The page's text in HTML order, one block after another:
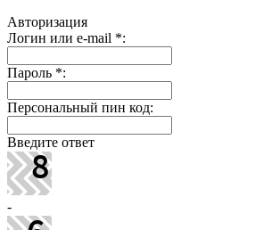
Авторизация
Логин или e-mail *:
Пароль *:
Персональный пин код:
Введите ответ
-